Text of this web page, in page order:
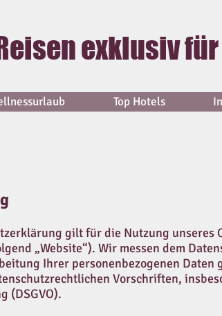
exklusiv
Top Hotels
gilt für die Nutzung unseres
„Website“). Wir messen dem
Ihrer personenbezogenen Daten
Vorschriften,
(DSGVO).